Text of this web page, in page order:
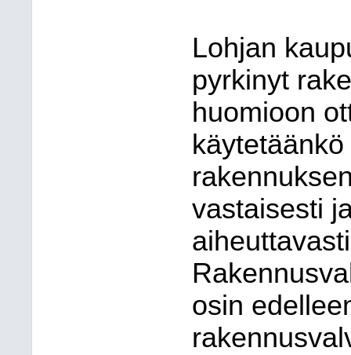
Lohjan
pyrkinyt
huomioon
vastaisesti
osin